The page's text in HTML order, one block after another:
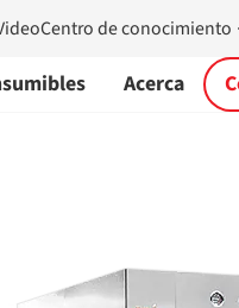
Centro de conocimiento
Acerca